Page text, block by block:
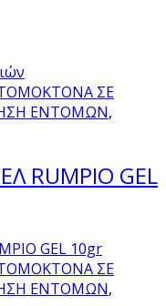
ΣΕ
ΕΝΤΟΜΩΝ,
RUMPIO GEL
ΣΕ
ΕΝΤΟΜΩΝ,